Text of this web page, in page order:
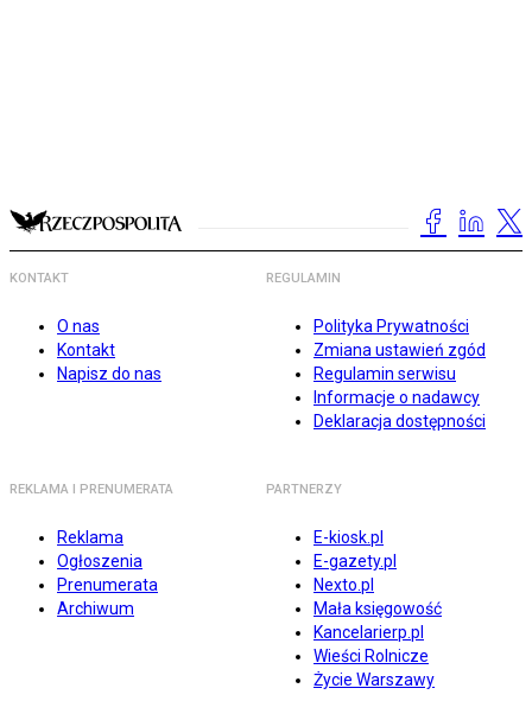
KONTAKT
O nas
Kontakt
Napisz do nas
REGULAMIN
Polityka Prywatności
Zmiana ustawień zgód
Regulamin serwisu
Informacje o nadawcy
Deklaracja dostępności
REKLAMA I PRENUMERATA
Reklama
Ogłoszenia
Prenumerata
Archiwum
PARTNERZY
E-kiosk.pl
E-gazety.pl
Nexto.pl
Mała księgowość
Kancelarierp.pl
Wieści Rolnicze
Życie Warszawy